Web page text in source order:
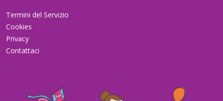
Termini del Servizio
Cookies
Privacy
Contattaci